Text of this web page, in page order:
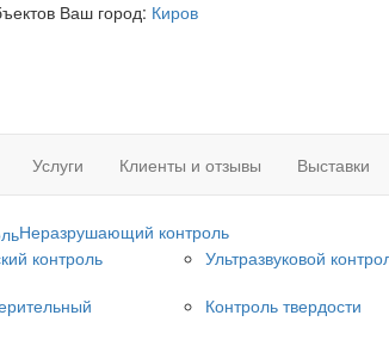
Ваш город: Киров
Услуги Клиенты и отзывы Выставки
Неразрушающий контроль
контроль
Ультразвуковой
Контроль твердости